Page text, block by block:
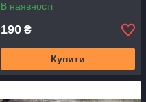
В наявності
190 ₴
Купити